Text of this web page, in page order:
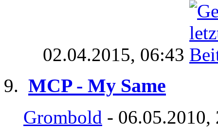
02.04.2015, 06:43
MCP - My Same
Grombold - 06.05.2010,